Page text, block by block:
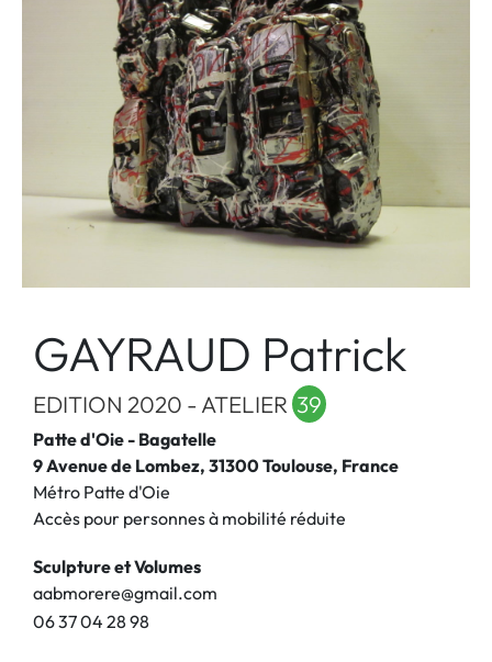
GAYRAUD Patrick
EDITION 2020 - ATELIER 39
Patte d'Oie - Bagatelle
9 Avenue de Lombez, 31300 Toulouse, France
Métro Patte d'Oie
Accès pour personnes à mobilité réduite
Sculpture et Volumes
aabmorere@gmail.com
063704 28 98